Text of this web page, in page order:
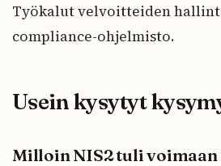
Työkalut velvoitteiden
compliance-ohjelmisto.
Usein kysytyt
Milloin NIS2 tuli voimaan